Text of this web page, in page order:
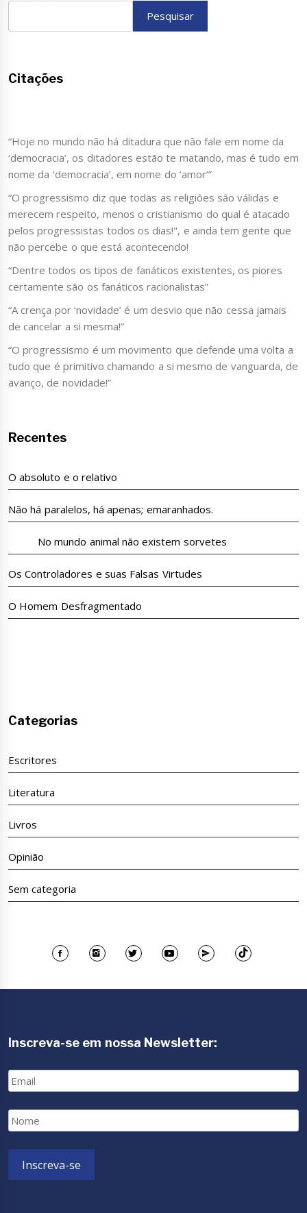
Pesquisar
Citações
“Hoje no mundo não há ditadura que não fale em nome da
‘democracia’, os ditadores estão te matando, mas é tudo em
nome da ‘democracia’, em nome do ‘amor’”
“O progressismo diz que todas as religiões são válidas e
merecem respeito, menos o cristianismo do qual é atacado
pelos progressistas todos os dias!", e ainda tem gente que
não percebe o que está acontecendo!
“Dentre todos os tipos de fanáticos existentes, os piores
certamente são os fanáticos racionalistas”
“A crença por ‘novidade’ é um desvio que não cessa jamais
de cancelar a si mesma!”
“O progressismo é um movimento que defende uma volta a
tudo que é primitivo chamando a si mesmo de vanguarda, de
avanço, de novidade!”
Recentes
O absoluto e o relativo
Não há paralelos, há apenas; emaranhados.
No mundo animal não existem sorvetes
Os Controladores e suas Falsas Virtudes
O Homem Desfragmentado
Categorias
Escritores
Literatura
Livros
Opinião
Sem categoria
Inscreva-se em nossa Newsletter:
Email
Nome
Inscreva-se